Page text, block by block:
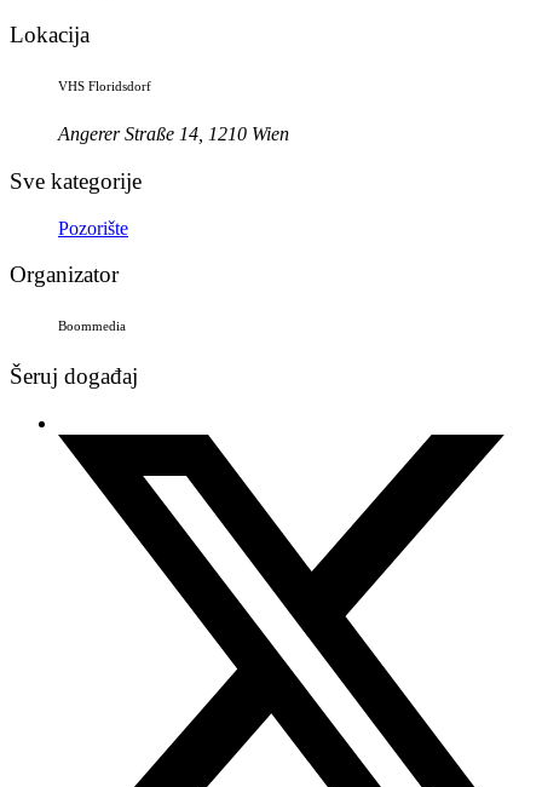
Lokacija
VHS Floridsdorf
Angerer Straße 14, 1210 Wien
Sve kategorije
Pozorište
Organizator
Boommedia
Šeruj događaj